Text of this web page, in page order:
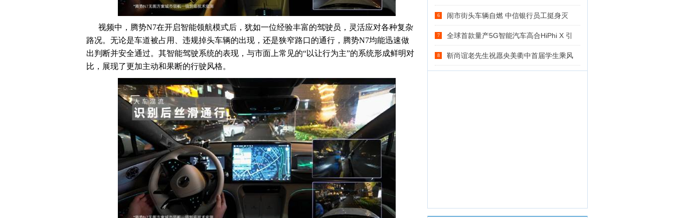
视频中，腾势N7在开启智能领航模式后，犹如一位经验丰富的驾驶员，灵活应对各种复杂
路况。无论是车道被占用、违规掉头车辆的出现，还是狭窄路口的通行，腾势N7均能迅速做
出判断并安全通过。其智能驾驶系统的表现，与市面上常见的“以让行为主”的系统形成鲜明对
比，展现了更加主动和果断的行驶风格。
6 闹市街头车辆自燃 中信银行员工挺身灭
7 全球首款量产5G智能汽车高合HiPhi X 引
8 靳尚谊老先生祝愿央美衢中首届学生乘风